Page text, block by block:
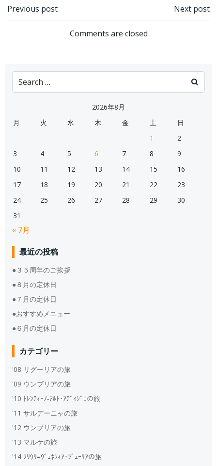
Post
navigation
Previous post
navigation
Next post
Comments are closed
Search
for:
2026年8月
月
火 水 木 金 土
日
1
2
3
4 5 6 7 8
9
10
11 12 13 14 15
16
17
18 19 20 21 22
23
24
25 26 27 28 29
30
31
« 7月
最近の投稿
●３５周年のご挨拶
●８月の定休日
●７月の定休日
●おすすめメニュー
●６月の定休日
カテゴリー
'08 リグーリアの旅
'09 ウンブリアの旅
'10 ﾄﾚﾝﾃｨｰﾉ‐ｱﾙﾄ･ｱﾃﾞｨｼﾞｪの旅
'11 サルデーニャの旅
'12 ウンブリアの旅
'13 マルケの旅
'14 ﾌﾘｳﾘ=ｳﾞｪﾈﾂｨｱ･ｼﾞｭｰﾘｱの旅